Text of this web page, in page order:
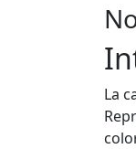
La